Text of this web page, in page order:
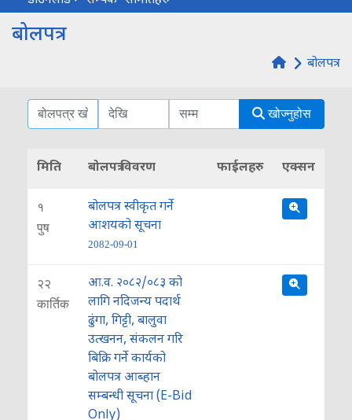
बोलपत्र
बोलपत्र
खोज्नुहोस
मिति बोलपत्र विवरण फाईलहरु एक्सन
१
पुष
बोलपत्र स्वीकृत गर्ने
आशयको सूचना
2082-09-01
२२
कार्तिक
आ.व. २०८२/०८३ को
लागि नदिजन्य पदार्थ
ढुंगा, गिट्टी, बालुवा
उत्खनन, संकलन गरि
बिक्रि गर्ने कार्यको
बोलपत्र आब्हान
सम्बन्धी सूचना (E-Bid
Only)